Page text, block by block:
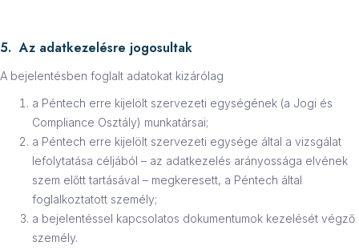
5. Az adatkezelésre jogosultak
A bejelentésben foglalt adatokat kizárólag
a Péntech erre kijelölt szervezeti egységének (a Jogi és
Compliance Osztály) munkatársai;
a Péntech erre kijelölt szervezeti egysége által a vizsgálat
lefolytatása céljából – az adatkezelés arányossága elvének
szem előtt tartásával – megkeresett, a Péntech által
foglalkoztatott személy;
a bejelentéssel kapcsolatos dokumentumok kezelését végző
személy.